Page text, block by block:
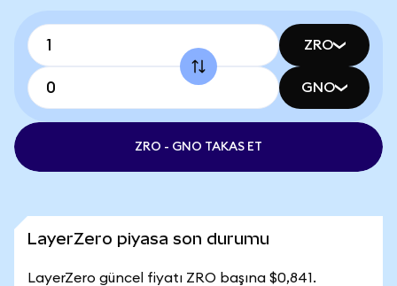
ZRO
GNO
ZRO - GNO TAKAS ET
LayerZero piyasa son durumu
LayerZero güncel fiyatı ZRO başına $0,841.